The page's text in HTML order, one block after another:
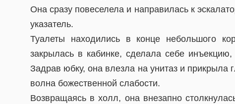
Она сразу повеселела и направилась к
указатель.
Туалеты находились в конце небольшого
закрылась в кабинке, сделала себе
Задрав юбку, она влезла на унитаз и прикрыла
волна божественной слабости.
Возвращаясь в холл, она внезапно